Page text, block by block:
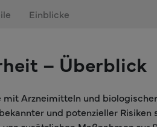
Einblicke
– Überblick
Arzneimitteln und
und potenzieller Risiken